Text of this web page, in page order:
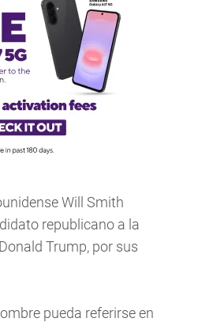
Will Smith
republicano a la
Trump, por sus
pueda referirse en